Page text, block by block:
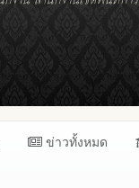
ข่าวทั้งหมด